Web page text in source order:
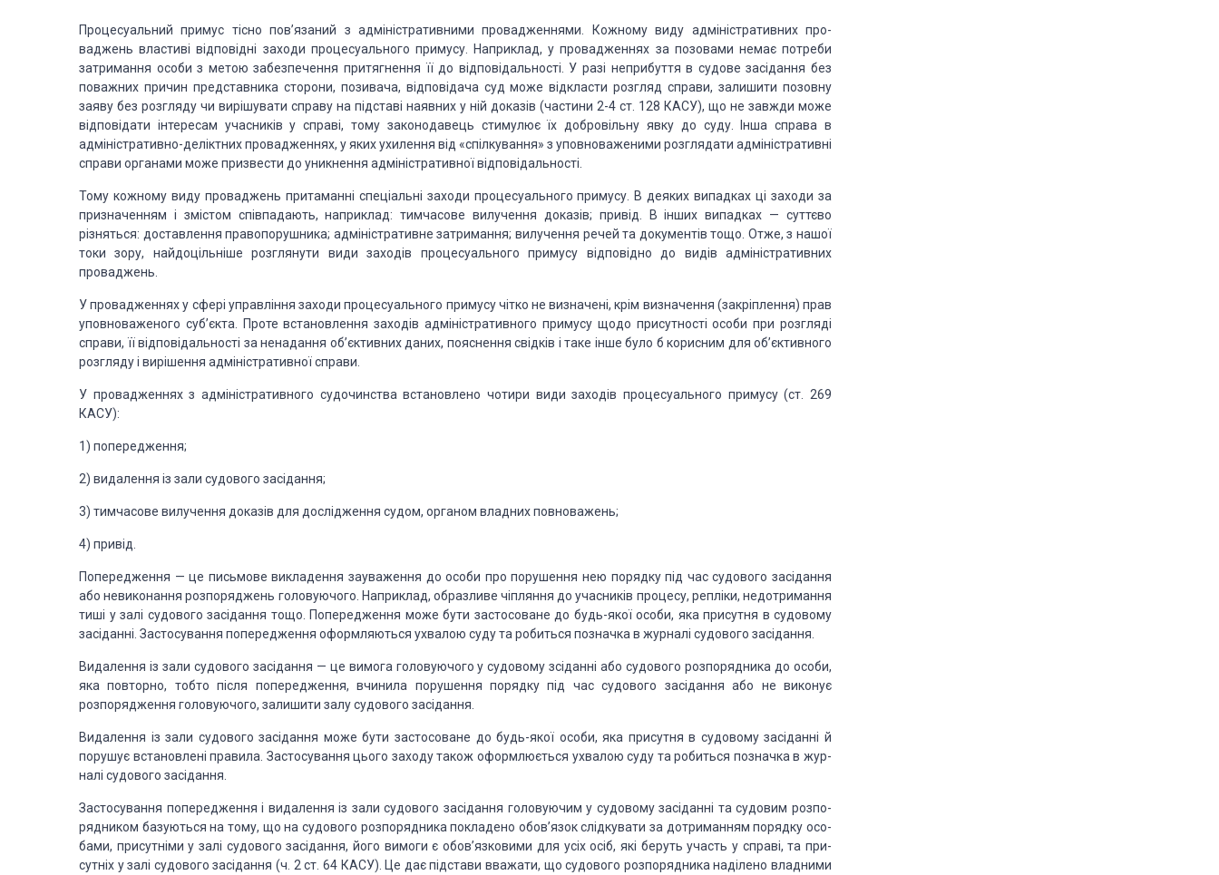
Процесуальний примус тісно пов’язаний з адміністратив­ними провадженнями. Кожному виду адміністративних про­
ваджень властиві відповідні заходи процесуального примусу. Наприклад, у провадженнях за позовами немаєпотреби
затри­мання особи з метою забезпечення притягнення її до відпові­дальності.
У разі неприбуття в судове засідання без
поважних причин представника сторони, позивача, відповідача суд може відкласти розгляд справи, залишити позовну
заяву без розгляду чи вирішувати справу на підставі наявних у ній доказів (части­ни 2-4 ст. 128 КАСУ), що не завжди може
відповідати інтере­сам учасників у справі, тому законодавець стимулює їх доб­ровільну явку до суду. Інша справа в
адміністративно-деліктних провадженнях, у яких ухилення від «спілкування» з уповнова­женими розглядати адміністративні
справи органами може призвести до уникнення адміністративної відповідальності.
Тому кожному виду проваджень притаманні спеціальні за­ходи процесуального примусу. В деяких випадках ці заходи за
призначенням і змістом співпадають, наприклад: тимчасове ви­лучення доказів; привід. В інших випадках — суттєво
різняться: доставлення правопорушника; адміністративне затримання; вилучення речей та документів тощо. Отже, з нашої
токи зору, найдоцільніше розглянути види заходів процесуального приму­су відповідно до видів адміністративних
проваджень.
Упровадженнях у сфері управління заходи процесуального примусу чітко не визначені, крім визначення (закріплення) прав
уповноваженого суб’єкта. Проте встановлення заходів ад­міністративного примусу щодо присутності особи при розгляді
справи, її відповідальності за ненадання об’єктивних даних, пояснення свідків і таке інше було б корисним для об’єктивного
розгляду і вирішення адміністративної справи.
У провадженнях з адміністративного судочинства встановле­но чотири види заходів процесуального примусу (ст. 269
КАСУ):
1) попередження;
2) видалення із зали судового засідання;
3) тимчасове вилучення доказів для дослідження судом, ор­ганом владних повноважень;
4) привід.
Попередження — це письмове викладення зауваження до особи про порушення нею порядку під час судового засідання
або невиконання розпоряджень головуючого. Наприклад, об­разливе чіпляння до учасників процесу, репліки, недотримання
тиші у залі судового засідання тощо. Попередження може бути застосоване до будь-якої особи, яка присутня в судовому
засі­данні. Застосування попередження оформляються ухвалою суду та робиться позначка в журналі судового засідання.
Видалення із зали судового засідання — це вимога головуючо­го у судовому зсіданні або судового розпорядника до особи,
яка повторно, тобто після попередження, вчинила порушення по­рядку під час судового засідання або не виконує
розпоряджен­ня головуючого, залишити залу судового засідання.
Видалення із зали судового засідання може бути застосова­не до будь-якої особи, яка присутня в судовому засіданні й
порушує встановлені правила. Застосування цього заходу та­кож оформлюється ухвалою суду та робиться позначка в жур­
налі судового засідання.
Застосування попередження і видалення із зали судового засідання головуючим у судовому засіданні та судовим розпо­
рядником базуються на тому, що на судового розпорядника покладено обов’язок слідкувати за дотриманням порядку осо­
бами, присутніми у залі судового засідання, його вимоги є обов’язковими для усіх осіб, які беруть участь у справі, та при­
сутніх у залі судового засідання (ч. 2 ст. 64 КАСУ). Це дає під­стави вважати, що судового розпорядника наділено владними